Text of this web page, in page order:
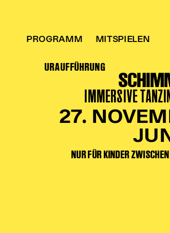
PROGRAMM MITSPIELEN
URAUFFÜHRUNG
IMMERSIVE
27.
NUR FÜR KINDER